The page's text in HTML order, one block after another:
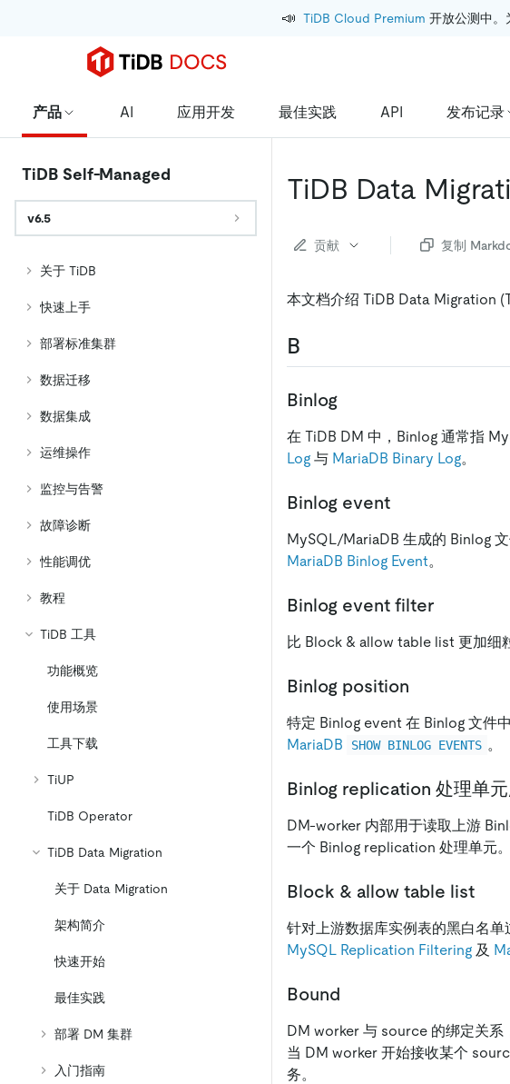
📣 TiDB Cloud Premium 开放公测中。
产品 AI 应用开发 最佳实践 API 发布记录
TiDB Self-Managed
v6.5
关于 TiDB
快速上手
部署标准集群
数据迁移
数据集成
运维操作
监控与告警
故障诊断
性能调优
教程
TiDB 工具
功能概览
使用场景
工具下载
TiUP
TiDB Operator
TiDB Data Migration
关于 Data Migration
架构简介
快速开始
最佳实践
部署 DM 集群
入门指南
TiDB Data
贡献 复制
本文档介绍 TiDB Data Migration
B
Binlog
在 TiDB DM 中，Binlog 通常指
Log 与 MariaDB Binary Log。
Binlog event
MySQL/MariaDB 生成的 Binlog
MariaDB Binlog Event。
Binlog event filter
比 Block & allow table list 更加细
Binlog position
特定 Binlog event 在 Binlog 文件
MariaDB
SHOW BINLOG EVENTS 。
Binlog replication 处理单
DM-worker 内部用于读取上游
一个 Binlog replication 处理单元
Block & allow table list
针对上游数据库实例表的黑白名
MySQL Replication Filtering 及
Bound
DM worker 与 source 的绑定关系
当 DM worker 开始接收某个
务。